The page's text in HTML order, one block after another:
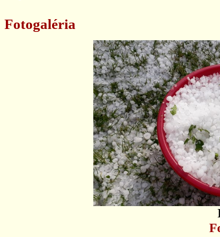
Fotogaléria